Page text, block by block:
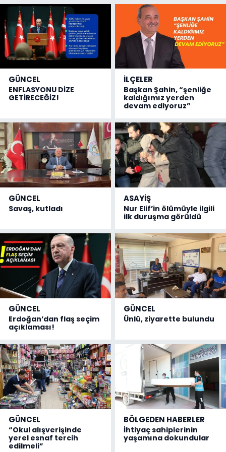
GÜNCEL
ENFLASYONU DİZE
GETİRECEĞİZ!
İLÇELER
Başkan Şahin, “şenliğe
kaldığımız yerden
devam ediyoruz”
GÜNCEL
Savaş, kutladı
ASAYİŞ
Nur Elif’in ölümüyle ilgili
ilk duruşma görüldü
GÜNCEL
Erdoğan’dan flaş seçim
açıklaması!
GÜNCEL
Ünlü, ziyarette bulundu
GÜNCEL
“Okul alışverişinde
yerel esnaf tercih
edilmeli”
BÖLGEDEN HABERLER
İhtiyaç sahiplerinin
yaşamına dokundular